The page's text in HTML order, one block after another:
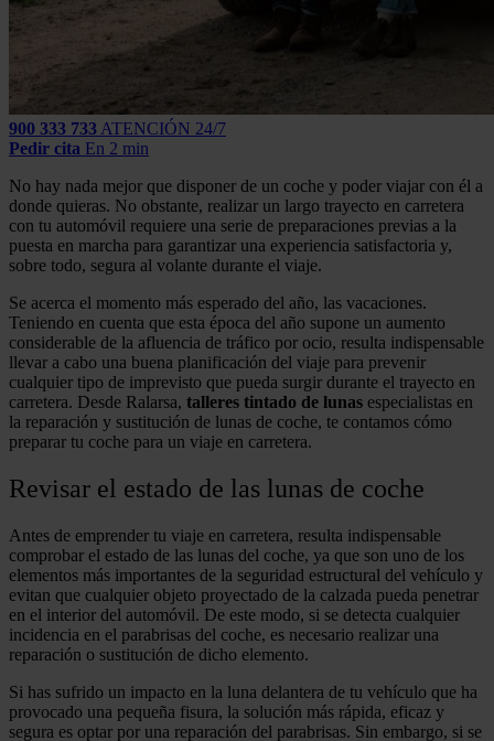
900 333 733 ATENCIÓN 24/7
Pedir cita En 2 min
No hay nada mejor que disponer de un coche y poder viajar con él a
donde quieras. No obstante, realizar un largo trayecto en carretera
con tu automóvil requiere una serie de preparaciones previas a la
puesta en marcha para garantizar una experiencia satisfactoria y,
sobre todo, segura al volante durante el viaje.
Se acerca el momento más esperado del año, las vacaciones.
Teniendo en cuenta que esta época del año supone un aumento
considerable de la afluencia de tráfico por ocio, resulta indispensable
llevar a cabo una buena planificación del viaje para prevenir
cualquier tipo de imprevisto que pueda surgir durante el trayecto en
carretera. Desde Ralarsa, talleres tintado de lunas especialistas en
la reparación y sustitución de lunas de coche, te contamos cómo
preparar tu coche para un viaje en carretera.
Revisar el estado de las lunas de coche
Antes de emprender tu viaje en carretera, resulta indispensable
comprobar el estado de las lunas del coche, ya que son uno de los
elementos más importantes de la seguridad estructural del vehículo y
evitan que cualquier objeto proyectado de la calzada pueda penetrar
en el interior del automóvil. De este modo, si se detecta cualquier
incidencia en el parabrisas del coche, es necesario realizar una
reparación o sustitución de dicho elemento.
Si has sufrido un impacto en la luna delantera de tu vehículo que ha
provocado una pequeña fisura, la solución más rápida, eficaz y
segura es optar por una reparación del parabrisas. Sin embargo, si se